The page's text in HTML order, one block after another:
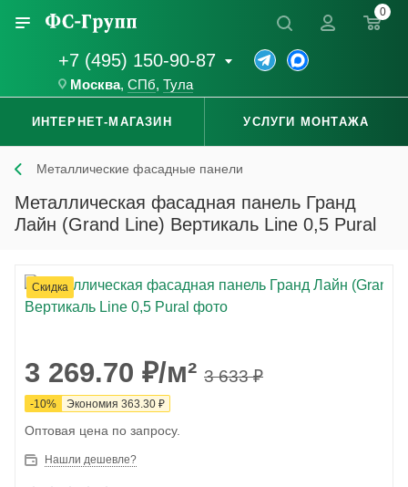
+7 (495) 150-90-87
Москва, СПб, Тула
0
ИНТЕРНЕТ-МАГАЗИН УСЛУГИ МОНТАЖА
Металлические фасадные панели
Металлическая фасадная панель Гранд
Лайн (Grand Line) Вертикаль Line 0,5 Pural
Скидка
3 269.70 ₽/м² 3 633₽
-10% Экономия 363.30 ₽
Оптовая цена по запросу.
Нашли дешевле?